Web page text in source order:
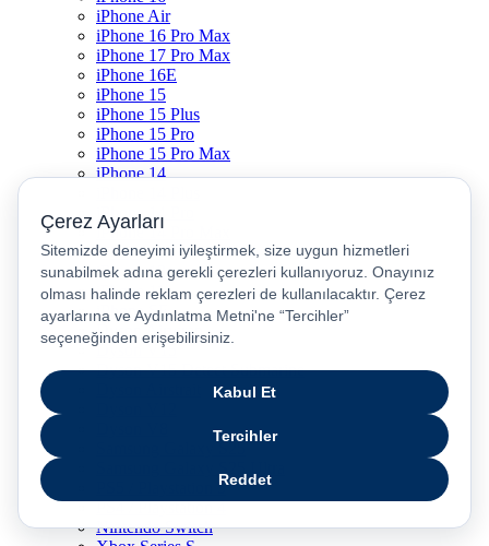
iPhone Air
iPhone 16 Pro Max
iPhone 17 Pro Max
iPhone 16E
iPhone 15
iPhone 15 Plus
iPhone 15 Pro
iPhone 15 Pro Max
iPhone 14
iPhone 14 Pro
iPhone 14 Pro Max
iPhone 13
iPhone 12
iPhone 11
iPhone SE
Dyson Airwrap
Dyson V15
Dyson V15 Detect Submarine
PS5 / Playstation 5
PS4 / Playstation 4
Nintendo Switch